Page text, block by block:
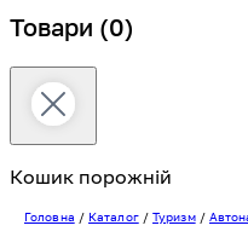
Товари (0)
Кошик порожній
Головна / Каталог/Туризм/